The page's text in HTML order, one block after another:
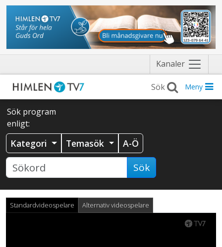
Kanaler Näytä
valikko
Meny
Sök program
enligt:
Kategori Temasök A-Ö
Sök
Standardvideospelare Alternativ videospelare